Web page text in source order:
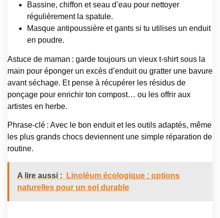
Bassine, chiffon et seau d’eau pour nettoyer
régulièrement la spatule.
Masque antipoussière et gants si tu utilises un enduit
en poudre.
Astuce de maman : garde toujours un vieux t-shirt sous la
main pour éponger un excès d’enduit ou gratter une bavure
avant séchage. Et pense à récupérer les résidus de
ponçage pour enrichir ton compost… ou les offrir aux
artistes en herbe.
Phrase-clé : Avec le bon enduit et les outils adaptés, même
les plus grands chocs deviennent une simple réparation de
routine.
A lire aussi :
Linoléum écologique : options
naturelles pour un sol durable